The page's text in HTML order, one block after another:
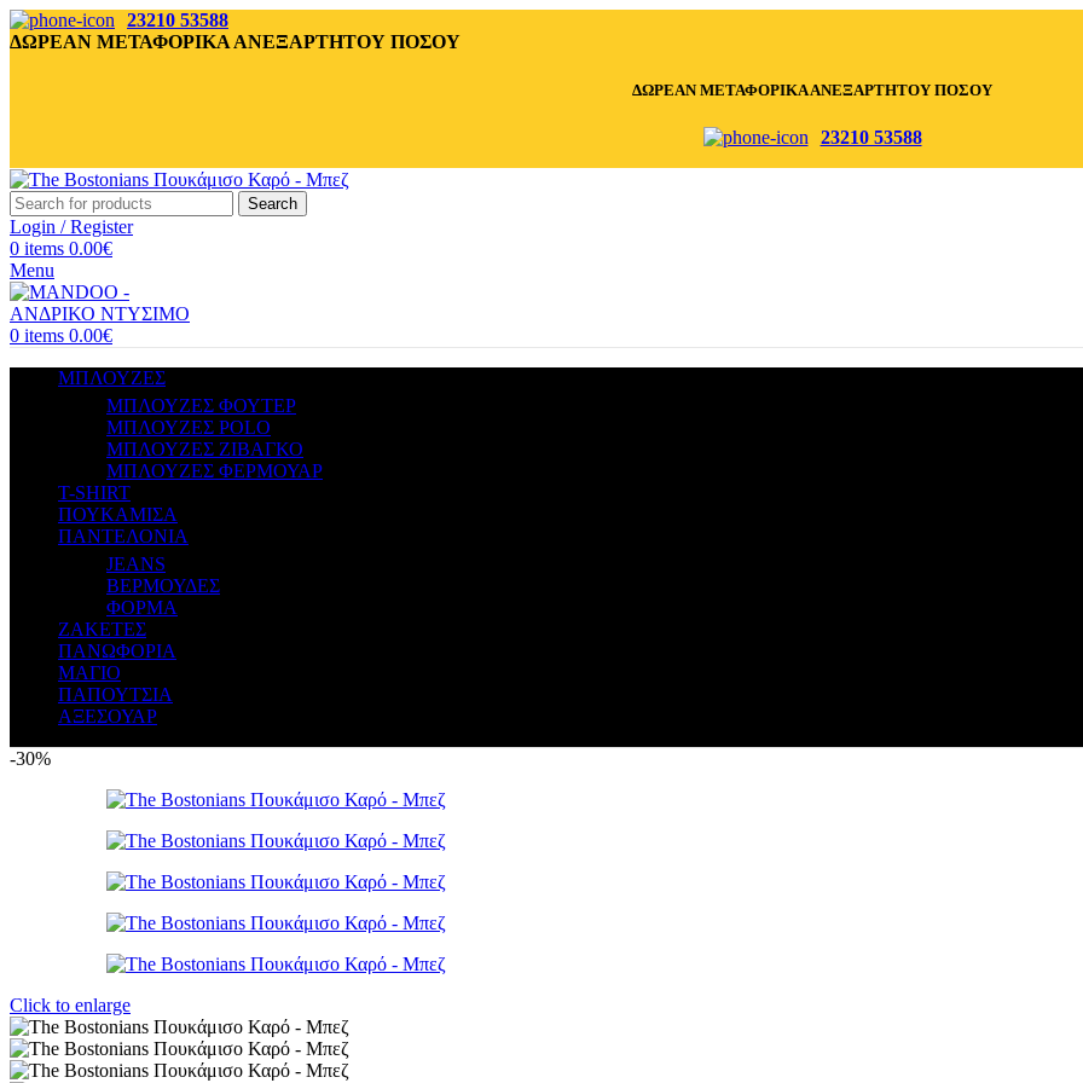
23210 53588
ΔΩΡΕΑΝ ΜΕΤΑΦΟΡΙΚΑ ΑΝΕΞΑΡΤΗΤΟΥ ΠΟΣΟΥ
ΔΩΡΕΑΝ ΜΕΤΑΦΟΡΙΚΑ ΑΝΕΞΑΡΤΗΤΟΥ ΠΟΣΟΥ
23210 53588
Search
Login / Register
0 items 0.00€
Menu
0 items 0.00€
ΜΠΛΟΥΖΕΣ
ΜΠΛΟΥΖΕΣ ΦΟΥΤΕΡ
ΜΠΛΟΥΖΕΣ POLO
ΜΠΛΟΥΖΕΣ ΖΙΒΑΓΚΟ
ΜΠΛΟΥΖΕΣ ΦΕΡΜΟΥΑΡ
T-SHIRT
ΠΟΥΚΑΜΙΣΑ
ΠΑΝΤΕΛΟΝΙΑ
JEANS
ΒΕΡΜΟΥΔΕΣ
ΦΟΡΜΑ
ΖΑΚΕΤΕΣ
ΠΑΝΩΦΟΡΙΑ
ΜΑΓΙΟ
ΠΑΠΟΥΤΣΙΑ
ΑΞΕΣΟΥΑΡ
-30%
Click to enlarge